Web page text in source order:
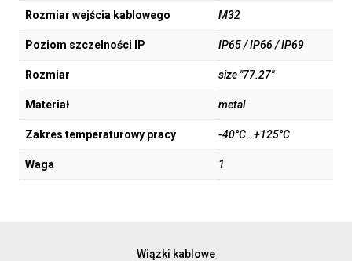
Rozmiar wejścia kablowego M32
Poziom szczelności IP IP65 / IP66 / IP69
Rozmiar size "77.27"
Materiał metal
Zakres temperaturowy pracy -40°C…+125°C
Waga 1
Wiązki kablowe